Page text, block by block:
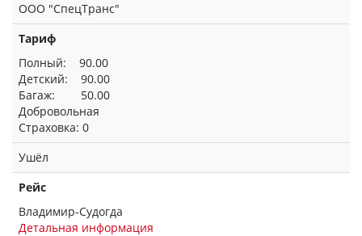
ООО "СпецТранс"
Тариф
Полный: 90.00
Детский: 90.00
Багаж: 50.00
Добровольная
Страховка: 0
Ушёл
Рейс
Владимир-Судогда
Детальная информация